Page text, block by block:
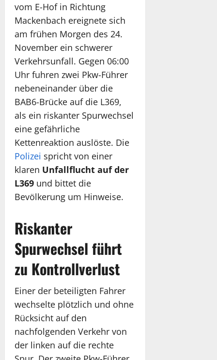
vom E-Hof in Richtung
Mackenbach ereignete sich
am frühen Morgen des 24.
November ein schwerer
Verkehrsunfall. Gegen 06:00
Uhr fuhren zwei Pkw-Führer
nebeneinander über die
BAB6-Brücke auf die L369,
als ein riskanter Spurwechsel
eine gefährliche
Kettenreaktion auslöste. Die
Polizei spricht von einer
klaren Unfallflucht auf der
L369 und bittet die
Bevölkerung um Hinweise.
Riskanter
Spurwechsel führt
zu Kontrollverlust
Einer der beteiligten Fahrer
wechselte plötzlich und ohne
Rücksicht auf den
nachfolgenden Verkehr von
der linken auf die rechte